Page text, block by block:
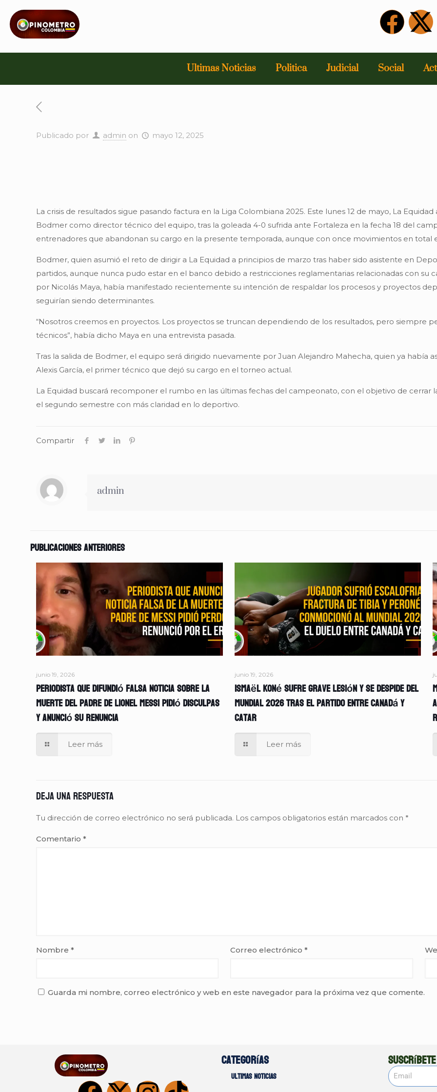
Ultimas Noticias Politica Judicial Social
Publicado por admin on mayo 12, 2025
La crisis de resultados sigue pasando factura en la Liga Colombiana 2025. Este lunes 12 de mayo, La
Bodmer como director técnico del equipo, tras la goleada 4-0 sufrida ante Fortaleza en la fecha 18 del
entrenadores que abandonan su cargo en la presente temporada, aunque con once movimientos en total
Bodmer, quien asumió el reto de dirigir a La Equidad a principios de marzo tras haber sido asistente en
partidos, aunque nunca pudo estar en el banco debido a restricciones reglamentarias relacionadas con su
por Nicolás Maya, había manifestado recientemente su intención de respaldar los procesos y proyectos
seguirían siendo determinantes.
“Nosotros creemos en proyectos. Los proyectos se truncan dependiendo de los resultados, pero siempre
técnicos”, había dicho Maya en una entrevista pasada.
Tras la salida de Bodmer, el equipo será dirigido nuevamente por Juan Alejandro Mahecha, quien ya había
Alexis García, el primer técnico que dejó su cargo en el torneo actual.
La Equidad buscará recomponer el rumbo en las últimas fechas del campeonato, con el objetivo de
el segundo semestre con más claridad en lo deportivo.
Compartir
admin
Publicaciones anteriores
junio 19, 2026
Periodista que difundió falsa noticia sobre la
muerte del padre de Lionel Messi pidió disculpas
y anunció su renuncia
Leer más
junio 19, 2026
Ismaël Koné sufre grave lesión y se despide del
Mundial 2026 tras el partido entre Canadá y
Catar
Leer más
Deja una respuesta
Tu dirección de correo electrónico no será publicada. Los campos obligatorios están marcados con *
Comentario *
Nombre * Correo electrónico*
Guarda mi nombre, correo electrónico y web en este navegador para la próxima vez que comente.
Categorías
Ultimas noticias